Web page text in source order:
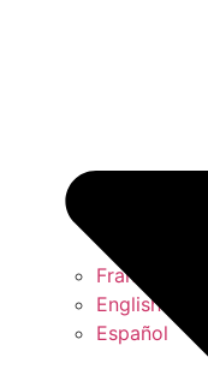
Français
English
Español